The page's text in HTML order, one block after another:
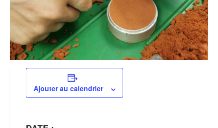
Ajouter au calendrier